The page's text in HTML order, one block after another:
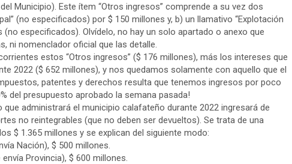
Municipio). Este ítem “Otros ingresos” comprende a su vez dos
(no especificados) por $ 150 millones y, b) un llamativo “Explotación
especificados). Olvídelo, no hay un solo apartado o anexo que
ni nomenclador oficial que las detalle.
estos “Otros ingresos” ($ 176 millones), más los intereses que
2022 ($ 652 millones), y nos quedamos solamente con aquello que el
patentes y derechos resulta que tenemos ingresos por poco
del presupuesto aprobado la semana pasada!
administrará el municipio calafateño durante 2022 ingresará de
no reintegrables (que no deben ser devueltos). Se trata de una
$ 1.365 millones y se explican del siguiente modo:
Nación), $ 500 millones.
Provincia), $ 600 millones.